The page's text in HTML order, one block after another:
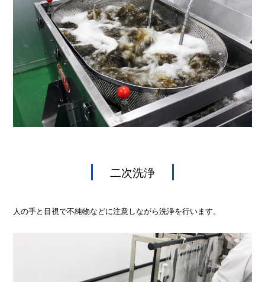
二次洗浄
人の手と目視で不純物などに注意しながら洗浄を行います。